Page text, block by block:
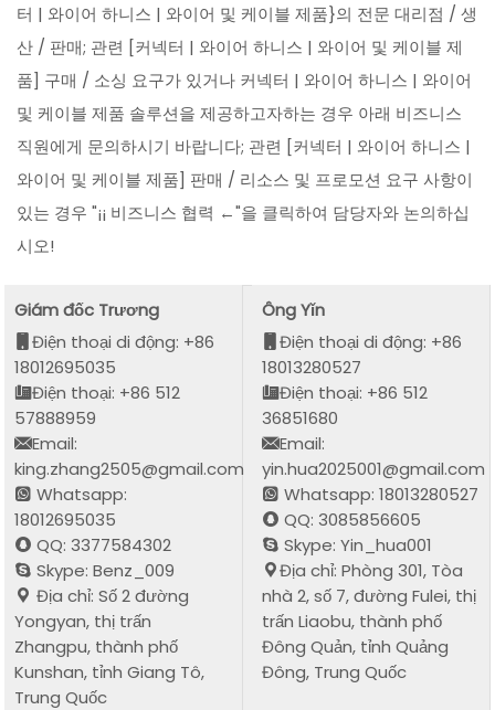
터 | 와이어 하니스 | 와이어 및 케이블 제품}의 전문 대리점 / 생
산 / 판매; 관련 [커넥터 | 와이어 하니스 | 와이어 및 케이블 제
품] 구매 / 소싱 요구가 있거나 커넥터 | 와이어 하니스 | 와이어
및 케이블 제품 솔루션을 제공하고자하는 경우 아래 비즈니스
직원에게 문의하시기 바랍니다; 관련 [커넥터 | 와이어 하니스 |
와이어 및 케이블 제품] 판매 / 리소스 및 프로모션 요구 사항이
있는 경우 "¡¡ 비즈니스 협력 ←"을 클릭하여 담당자와 논의하십
시오!
Giám đốc Trương
Điện thoại di động: +86
18012695035
Điện thoại: +86 512
57888959
Email:
king.zhang2505@gmail.com
Whatsapp:
18012695035
QQ: 3377584302
Skype: Benz_009
Địa chỉ: Số 2 đường
Yongyan, thị trấn
Zhangpu, thành phố
Kunshan, tỉnh Giang Tô,
Trung Quốc
Ông Yǐn
Điện thoại di động: +86
18013280527
Điện thoại: +86 512
36851680
Email:
yin.hua2025001@gmail.com
Whatsapp: 18013280527
QQ: 3085856605
Skype: Yin_hua001
Địa chỉ: Phòng 301, Tòa
nhà 2, số 7, đường Fulei, thị
trấn Liaobu, thành phố
Đông Quản, tỉnh Quảng
Đông, Trung Quốc